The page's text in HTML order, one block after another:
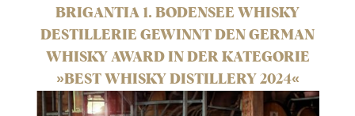
BRIGANTIA 1. BODENSEE WHISKY
DESTILLERIE GEWINNT DEN GERMAN
WHISKY AWARD IN DER KATEGORIE
»BEST WHISKY DISTILLERY 2024«